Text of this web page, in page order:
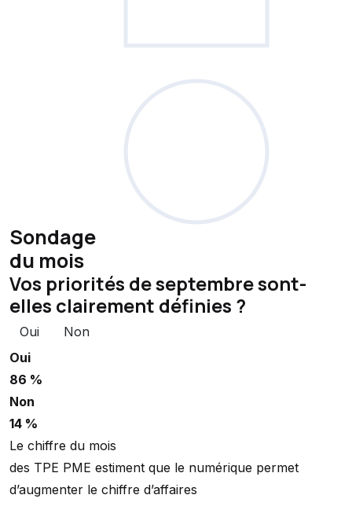
Sondage
du mois
Vos priorités de septembre sont-
elles clairement définies ?
Oui
Non
Oui
86 %
Non
14 %
Le chiffre du mois
des TPE PME estiment que le numérique permet
d’augmenter le chiffre d’affaires